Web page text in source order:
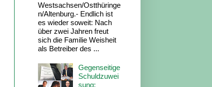
Westsachsen/Ostthüringe
n/Altenburg.- Endlich ist
es wieder soweit: Nach
über zwei Jahren freut
sich die Familie Weisheit
als Betreiber des ...
Gegenseitige
Schuldzuwei
sung: